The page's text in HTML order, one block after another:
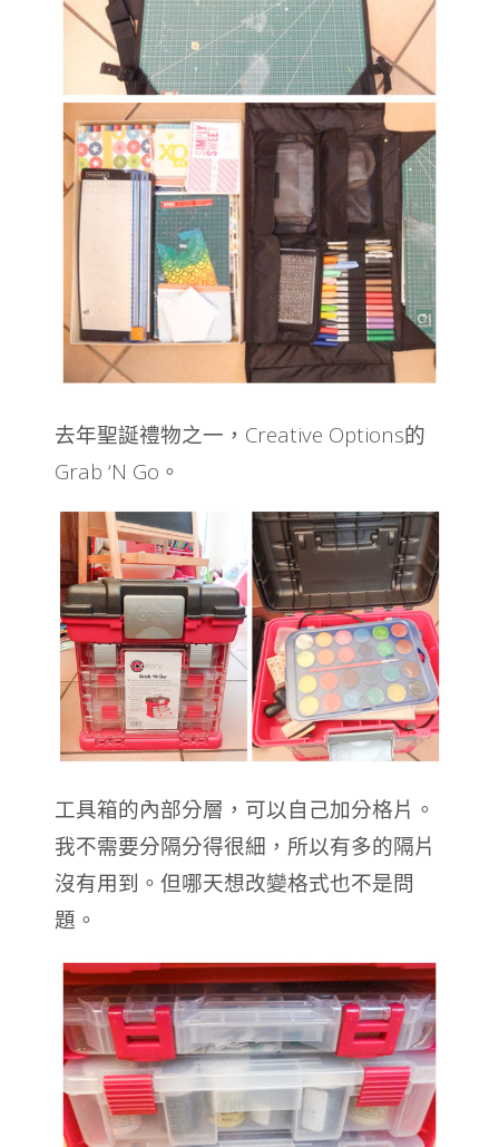
去年聖誕禮物之一，Creative Options的
Grab ‘N Go 。
工具箱的內部分層，可以自己加分格片。
我不需要分隔分得很細，所以有多的隔片
沒有用到。但哪天想改變格式也不是問
題。